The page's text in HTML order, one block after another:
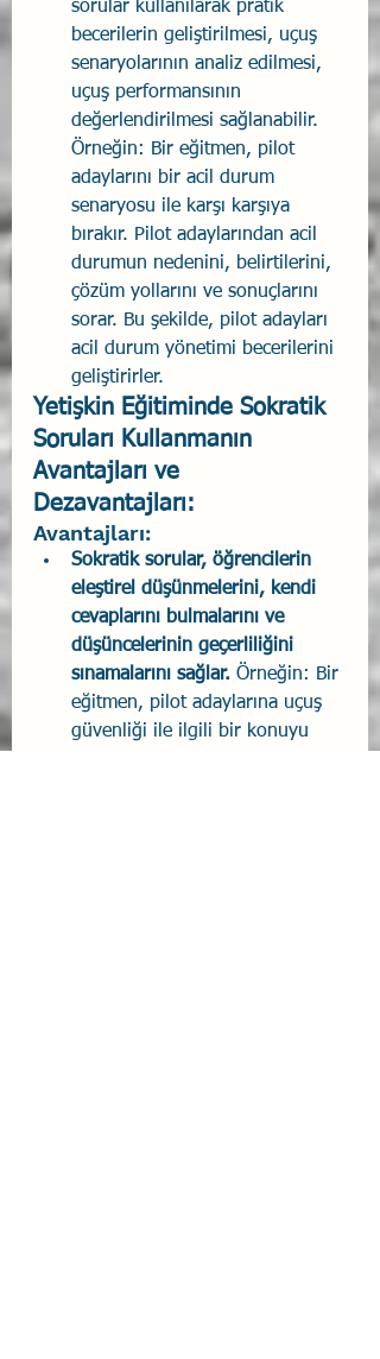
sorular kullanılarak pratik
becerilerin geliştirilmesi, uçuş
senaryolarının analiz edilmesi,
uçuş performansının
değerlendirilmesi sağlanabilir.
Örneğin: Bir eğitmen, pilot
adaylarını bir acil durum
senaryosu ile karşı karşıya
bırakır. Pilot adaylarından acil
durumun nedenini, belirtilerini,
çözüm yollarını ve sonuçlarını
sorar. Bu şekilde, pilot adayları
acil durum yönetimi becerilerini
geliştirirler.
Yetişkin Eğitiminde Sokratik
Soruları Kullanmanın
Avantajları ve
Dezavantajları:
Avantajları:
Sokratik sorular, öğrencilerin
eleştirel düşünmelerini, kendi
cevaplarını bulmalarını ve
düşüncelerinin geçerliliğini
sınamalarını sağlar. Örneğin: Bir
eğitmen, pilot adaylarına uçuş
güvenliği ile ilgili bir konuyu